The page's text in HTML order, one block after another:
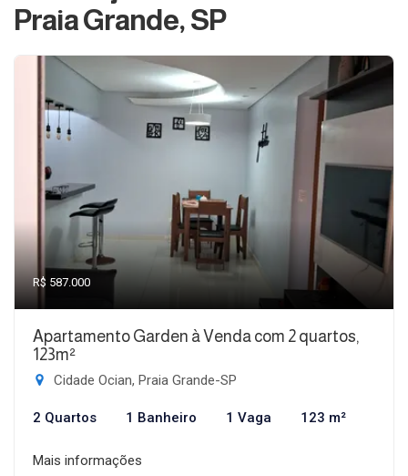
Praia Grande, SP
R$ 587.000
Apartamento Garden à Venda com 2 quartos,
123m²
Cidade Ocian, Praia Grande-SP
2 Quartos 1 Banheiro 1 Vaga 123 m²
Mais informações